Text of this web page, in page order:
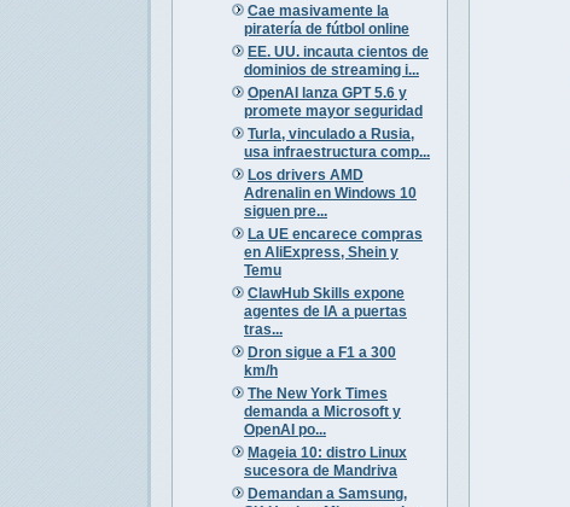
Cae masivamente la
piratería de fútbol online
EE. UU. incauta cientos de
dominios de streaming i...
OpenAI lanza GPT 5.6 y
promete mayor seguridad
Turla, vinculado a Rusia,
usa infraestructura comp...
Los drivers AMD
Adrenalin en Windows 10
siguen pre...
La UE encarece compras
en AliExpress, Shein y
Temu
ClawHub Skills expone
agentes de IA a puertas
tras...
Dron sigue a F1 a 300
km/h
The New York Times
demanda a Microsoft y
OpenAI po...
Mageia 10: distro Linux
sucesora de Mandriva
Demandan a Samsung,